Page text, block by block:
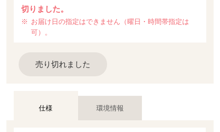
切りました。
お届け日の指定はできません（曜日・時間帯指定は
可）。
売り切れました
仕様 環境情報